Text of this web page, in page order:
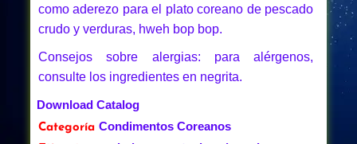
como aderezo para el plato coreano de pescado
crudo y verduras, hweh bop bop.
Consejos sobre alergias: para alérgenos,
consulte los ingredientes en negrita.
Download Catalog
Categoría Condimentos Coreanos